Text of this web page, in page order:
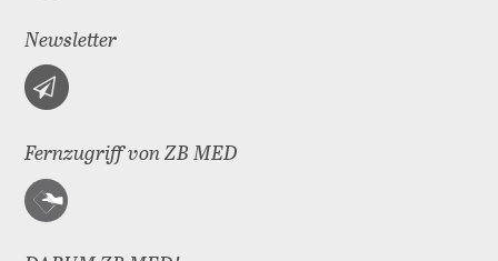
Newsletter
Fernzugriff von ZB MED